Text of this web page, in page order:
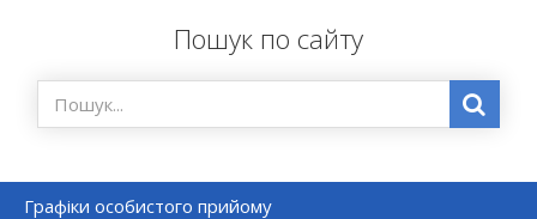
Пошук по сайту
Графіки особистого прийому